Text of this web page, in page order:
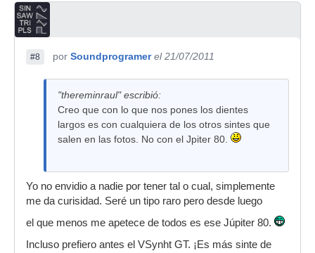
#8 por Soundprogramer el 21/07/2011
"thereminraul" escribió:
Creo que con lo que nos pones los dientes
largos es con cualquiera de los otros sintes que
salen en las fotos. No con el Jpiter 80.
Yo no envidio a nadie por tener tal o cual, simplemente
me da curisidad. Seré un tipo raro pero desde luego
el que menos me apetece de todos es ese Júpiter 80.
Incluso prefiero antes el VSynht GT. ¡Es más sinte de